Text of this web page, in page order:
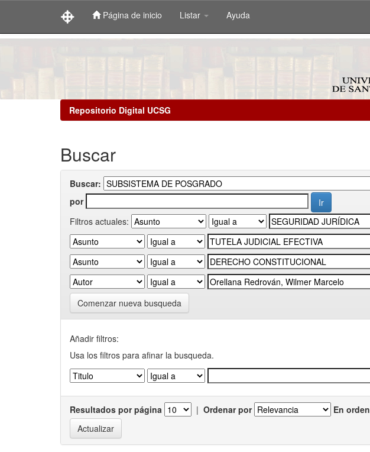
Página de inicio Listar Ayuda
Repositorio Digital UCSG
Buscar
Buscar:
por
Filtros actuales:
Comenzar nueva busqueda
Añadir filtros:
Usa los filtros para afinar la busqueda.
Resultados por página | Ordenar por En orden